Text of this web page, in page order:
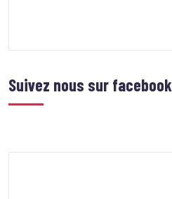
Suivez nous sur facebook